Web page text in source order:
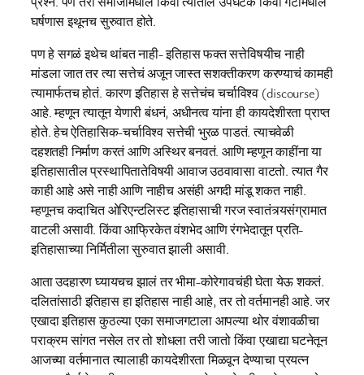
घर्षणास इथूनच सुरुवात होते.
पण हे सगळं इथेच थांबत नाही- इतिहास फक्त सत्तेविषयीच नाही
मांडला जात तर त्या सत्तेचं अजून जास्त सशक्तीकरण करण्याचं कामही
त्यामार्फतच होतं. कारण इतिहास हे सत्तेचंच चर्चाविश्व (discourse)
आहे. म्हणून त्यातून येणारी बंधनं, अधीनत्व यांना ही कायदेशीरता प्राप्त
होते. हेच ऐतिहासिक-चर्चाविश्व सत्तेची भुरळ पाडतं. त्याचवेळी
दहशतही निर्माण करतं आणि अस्थिर बनवतं. आणि म्हणून काहींना या
इतिहासातील प्रस्थापितातेविषयी आवाज उठवावासा वाटतो. त्यात गैर
काही आहे असे नाही आणि नाहीच असंही अगदी मांडू शकत नाही.
म्हणूनच कदाचित ओरिएन्टलिस्ट इतिहासाची गरज स्वातंत्र्यसंग्रामात
वाटली असावी. किंवा आफ्रिकेत वंशभेद आणि रंगभेदातून प्रति-
इतिहासाच्या निर्मितीला सुरुवात झाली असावी.
आता उदहारण घ्यायचच झालं तर भीमा-कोरेगावचंही घेता येऊ शकतं.
दलितांसाठी इतिहास हा इतिहास नाही आहे, तर तो वर्तमानही आहे. जर
एखादा इतिहास कुठल्या एका समाजगटाला आपल्या थोर वंशावळीचा
पराक्रम सांगत नसेल तर तो शोधला तरी जातो किंवा एखाद्या घटनेतून
आजच्या वर्तमानात त्यालाही कायदेशीरता मिळवून देण्याचा प्रयत्न